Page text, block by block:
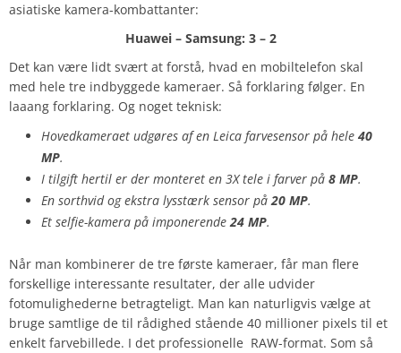
asiatiske kamera-kombattanter:
Huawei – Samsung: 3 – 2
Det kan være lidt svært at forstå, hvad en mobiltelefon skal
med hele tre indbyggede kameraer. Så forklaring følger. En
laaang forklaring. Og noget teknisk:
Hovedkameraet udgøres af en Leica farvesensor på hele 40
MP.
I tilgift hertil er der monteret en 3X tele i farver på 8 MP.
En sorthvid og ekstra lysstærk sensor på20 MP.
Et selfie-kamera på imponerende24 MP.
Når man kombinerer de tre første kameraer, får man flere
forskellige interessante resultater, der alle udvider
fotomulighederne betragteligt. Man kan naturligvis vælge at
bruge samtlige de til rådighed stående 40 millioner pixels til et
enkelt farvebillede. I det professionelle RAW-format. Som så